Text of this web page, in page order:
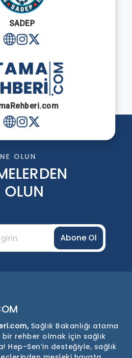
SADEP
OLUN
OLUN
Abone Ol
Sağlık Bakanlığı atama
rehber olmak için sağlık
Hep-Sen’in desteğiyle, sağlık